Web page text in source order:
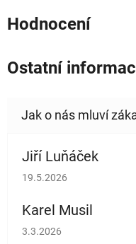
Hodnocení
Ostatní
Jiří Luňáček
Hodnocení obchodu je
19.5.2026
Karel Musil
Hodnocení obchodu je
3.3.2026